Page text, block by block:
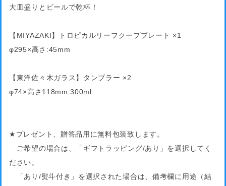
大皿盛りとビールで乾杯！
【MIYAZAKI】トロピカルリーフクーププレート ×1
φ295×高さ:45mm
【東洋佐々木ガラス】タンブラー ×2
φ74×高さ118mm 300ml
★プレゼント、贈答品用に無料包装致します。
ご希望の場合は、「ギフトラッピング/あり」を選択してく
ださい。
「あり/熨斗付き」を選択された場合は、備考欄に用途（結